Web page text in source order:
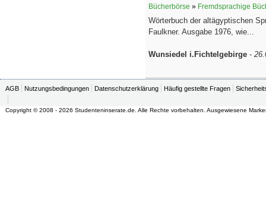
Bücherbörse » Fremdsprachige
Wörterbuch der altägyptischen
Faulkner. Ausgabe 1976, wie...
Wunsiedel i.Fichtelgebirge -
AGB Nutzungsbedingungen Datenschutzerklärung Häufig gestellte Fragen
Copyright © 2008 - 2026 Studenteninserate.de. Alle Rechte vorbehalten. Ausgewiesene